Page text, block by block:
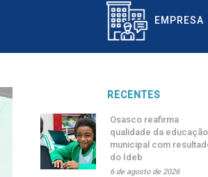
EMPRESA
RECENTES
Osasco reafirma
qualidade da educação
municipal com
do Ideb
6 de agosto de 2026